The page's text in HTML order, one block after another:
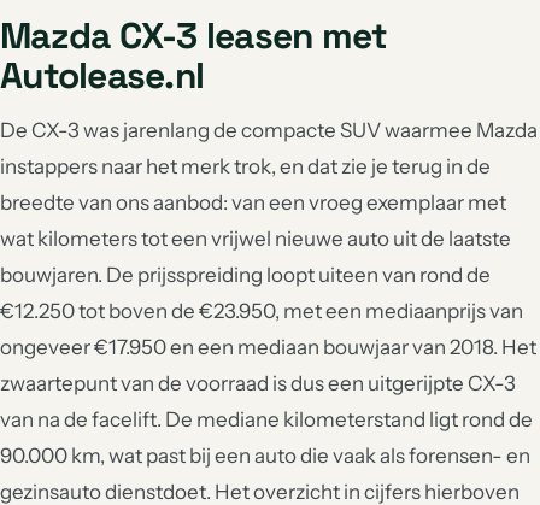
Mazda CX-3 leasen met
Autolease.nl
De CX-3 was jarenlang de compacte SUV waarmee Mazda
instappers naar het merk trok, en dat zie je terug in de
breedte van ons aanbod: van een vroeg exemplaar met
wat kilometers tot een vrijwel nieuwe auto uit de laatste
bouwjaren. De prijsspreiding loopt uiteen van rond de
€12.250 tot boven de €23.950, met een mediaanprijs van
ongeveer €17.950 en een mediaan bouwjaar van 2018. Het
zwaartepunt van de voorraad is dus een uitgerijpte CX-3
van na de facelift. De mediane kilometerstand ligt rond de
90.000 km, wat past bij een auto die vaak als forensen- en
gezinsauto dienstdoet. Het overzicht in cijfers hierboven